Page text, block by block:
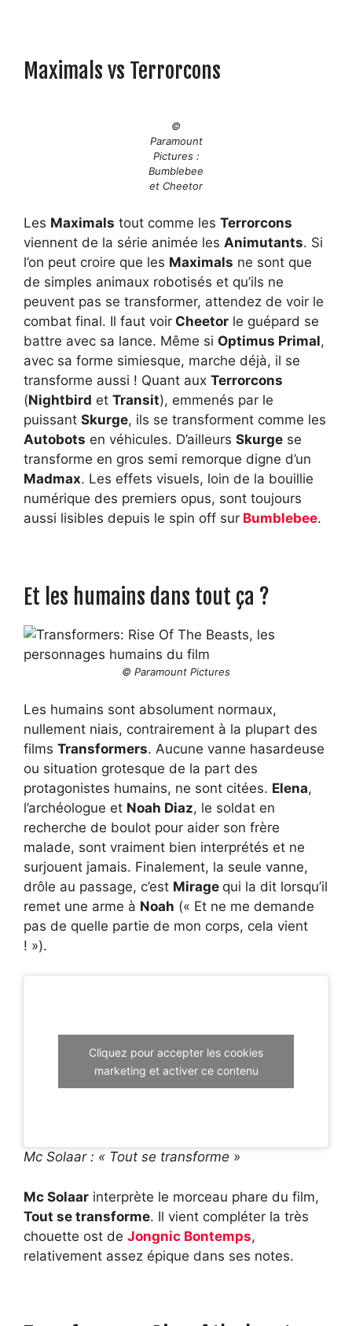
Maximals vs Terrorcons
©
Paramount
Pictures :
Bumblebee
et Cheetor
Les Maximals tout comme les Terrorcons
viennent de la série animée les Animutants. Si
l’on peut croire que les Maximals ne sont que
de simples animaux robotisés et qu’ils ne
peuvent pas se transformer, attendez de voir le
combat final. Il faut voir Cheetor le guépard se
battre avec sa lance. Même si Optimus Primal,
avec sa forme simiesque, marche déjà, il se
transforme aussi ! Quant aux Terrorcons
(Nightbird et Transit), emmenés par le
puissant Skurge, ils se transforment comme les
Autobots en véhicules. D’ailleurs Skurge se
transforme en gros semi remorque digne d’un
Madmax. Les effets visuels, loin de la bouillie
numérique des premiers opus, sont toujours
aussi lisibles depuis le spin off sur Bumblebee.
Et les humains dans tout ça ?
© Paramount Pictures
Les humains sont absolument normaux,
nullement niais, contrairement à la plupart des
films Transformers. Aucune vanne hasardeuse
ou situation grotesque de la part des
protagonistes humains, ne sont citées. Elena,
l’archéologue et Noah Diaz, le soldat en
recherche de boulot pour aider son frère
malade, sont vraiment bien interprétés et ne
surjouent jamais. Finalement, la seule vanne,
drôle au passage, c’est Mirage qui la dit lorsqu’il
remet une arme à Noah (« Et ne me demande
pas de quelle partie de mon corps, cela vient
! »).
Cliquez pour accepter les cookies
marketing et activer ce contenu
Mc Solaar : « Tout se transforme »
Mc Solaar interprète le morceau phare du film,
Tout se transforme. Il vient compléter la très
chouette ost de Jongnic Bontemps,
relativement assez épique dans ses notes.